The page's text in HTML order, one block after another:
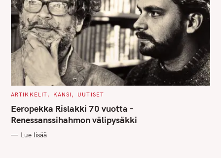
C
T
E
G
O
I
ARTIKKELIT KANSI UUTISET
Eeropekka Rislakki 70 vuotta –
Renessanssihahmon välipysäkki
Lue lisää